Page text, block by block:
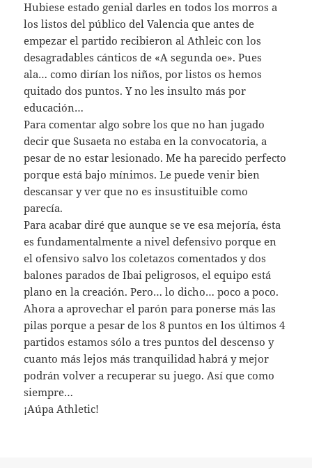
Hubiese estado genial darles en todos los morros a
los listos del público del Valencia que antes de
empezar el partido recibieron al Athleic con los
desagradables cánticos de «A segunda oe». Pues
ala… como dirían los niños, por listos os hemos
quitado dos puntos. Y no les insulto más por
educación…
Para comentar algo sobre los que no han jugado
decir que Susaeta no estaba en la convocatoria, a
pesar de no estar lesionado. Me ha parecido perfecto
porque está bajo mínimos. Le puede venir bien
descansar y ver que no es insustituible como
parecía.
Para acabar diré que aunque se ve esa mejoría, ésta
es fundamentalmente a nivel defensivo porque en
el ofensivo salvo los coletazos comentados y dos
balones parados de Ibai peligrosos, el equipo está
plano en la creación. Pero… lo dicho… poco a poco.
Ahora a aprovechar el parón para ponerse más las
pilas porque a pesar de los 8 puntos en los últimos 4
partidos estamos sólo a tres puntos del descenso y
cuanto más lejos más tranquilidad habrá y mejor
podrán volver a recuperar su juego. Así que como
siempre…
¡Aúpa Athletic!